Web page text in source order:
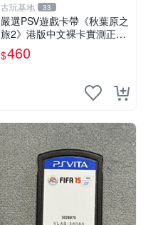
古玩基地 33
嚴選PSV遊戲卡帶《秋葉原之
旅2》港版中文裸卡實測正
常，專機遊戲只可在SONY P
SV上運行 卡帶 psv 港版
$460